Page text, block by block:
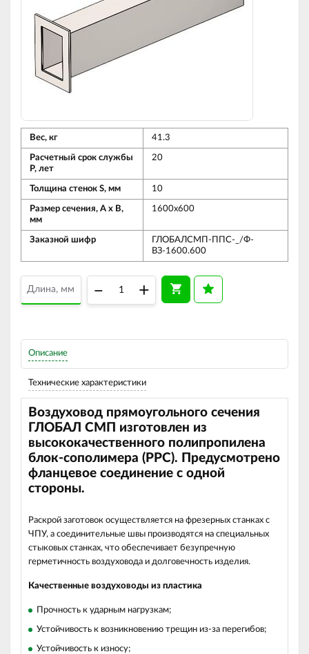
Вес, кг 41.3
Расчетный срок службы
Р, лет
20
Толщина стенок S, мм 10
Размер сечения, А х В,
мм
1600х600
Заказной шифр
ГЛОБАЛСМП-ППС-_/Ф-
ВЗ-1600.600
– +
Описание
Технические характеристики
Воздуховод прямоугольного сечения
ГЛОБАЛ СМП изготовлен из
высококачественного полипропилена
блок-сополимера (РРС). Предусмотрено
фланцевое соединение с одной
стороны.
Раскрой заготовок осуществляется на фрезерных станках с
ЧПУ, а соединительные швы производятся на специальных
стыковых станках, что обеспечивает безупречную
герметичность воздуховода и долговечность изделия.
Качественные воздуховоды из пластика
Прочность к ударным нагрузкам;
Устойчивость к возникновению трещин из-за перегибов;
Устойчивость к износу;